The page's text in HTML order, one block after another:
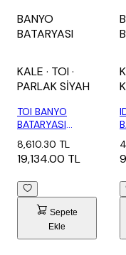
BANYO
BATARYASI
KALE · TOI·
PARLAK SİYAH
TOI BANYO
BATARYASI
8,610.30 TL
19,134.00 TL
Sepete
Ekle